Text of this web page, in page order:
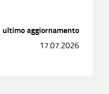
ultimo aggiornamento
17.07.2026